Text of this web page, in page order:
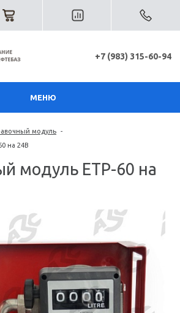
+7 (983) 315-60-94
МЕНЮ
модуль -
на 24В
модуль ЕТР-60 на